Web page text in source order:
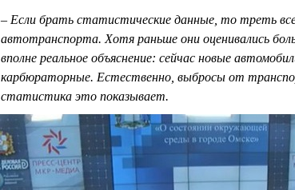
– Если брать статистические данные, то треть
автотранспорта. Хотя раньше они оценивались
вполне реальное объяснение: сейчас новые
карбюраторные. Естественно, выбросы от
статистика это показывает.